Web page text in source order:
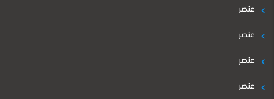
عنصر
عنصر
عنصر
عنصر